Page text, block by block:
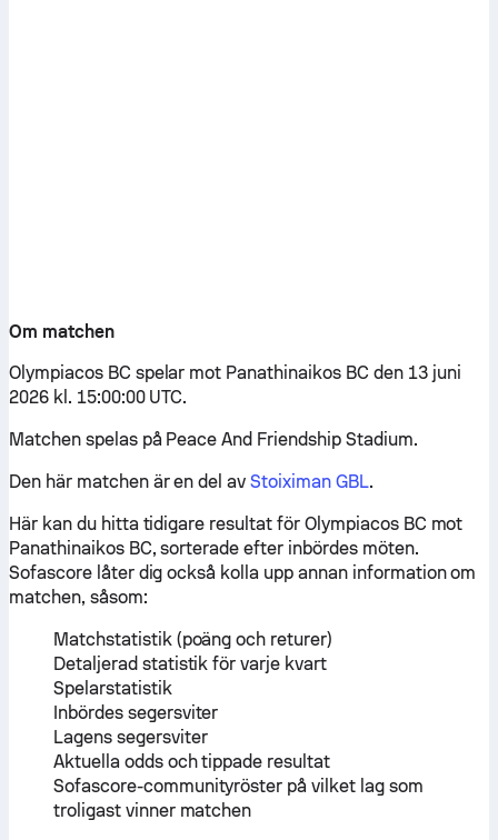
Om matchen
Olympiacos BC spelar mot Panathinaikos BC den 13 juni
2026 kl. 15:00:00 UTC.
Matchen spelas på Peace And Friendship Stadium.
Den här matchen är en del avStoiximan GBL.
Här kan du hitta tidigare resultat för Olympiacos BC mot
Panathinaikos BC, sorterade efter inbördes möten.
Sofascore låter dig också kolla upp annan information om
matchen, såsom:
Matchstatistik (poäng och returer)
Detaljerad statistik för varje kvart
Spelarstatistik
Inbördes segersviter
Lagens segersviter
Aktuella odds och tippade resultat
Sofascore-communityröster på vilket lag som
troligast vinner matchen